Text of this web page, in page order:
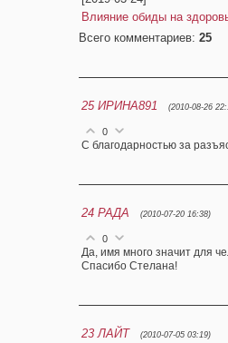
Влияние обиды на
Всего комментариев: 25
25 ИРИНА891 (2010-08-26
0
С благодарностью за
24 РАДА (2010-07-20 16:38)
0
Да, имя много значит для
Спасибо Стелана!
23 ЛАЙТ (2010-07-05 03:19)